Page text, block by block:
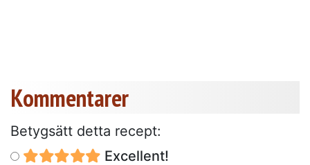
Kommentarer
Betygsätt detta recept:
Excellent!